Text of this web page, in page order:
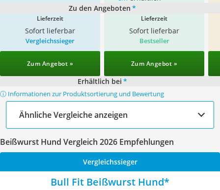
Zu den Angeboten *
Lieferzeit
Sofort lieferbar
Lieferzeit
Sofort lieferbar
Vergleichssieger
Zum Angebot »
Bestseller
Zum Angebot »
Erhältlich bei *
ⓘ Informationen zur Produktsortierung und Bewertung
Ähnliche Vergleiche anzeigen
Beißwurst Hund Vergleich 2026 Empfehlungen
Vergleichssieger
Bull Fit Beißwurst Hund